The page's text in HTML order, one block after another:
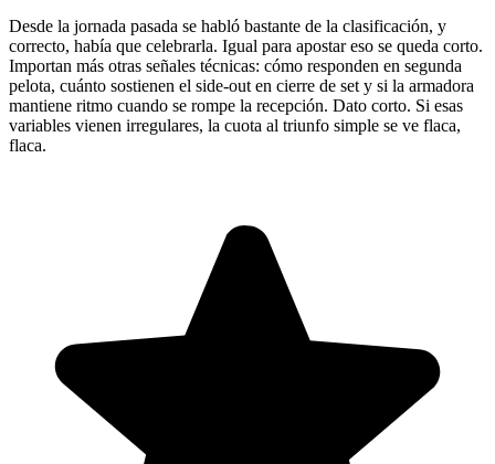
Desde la jornada pasada se habló bastante de la clasificación, y
correcto, había que celebrarla. Igual para apostar eso se queda corto.
Importan más otras señales técnicas: cómo responden en segunda
pelota, cuánto sostienen el side-out en cierre de set y si la armadora
mantiene ritmo cuando se rompe la recepción. Dato corto. Si esas
variables vienen irregulares, la cuota al triunfo simple se ve flaca,
flaca.